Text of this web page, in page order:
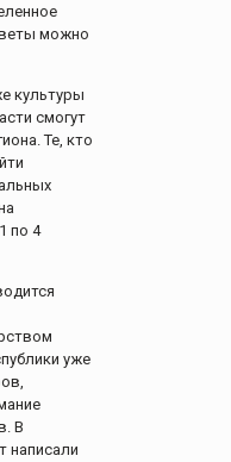
можно
культуры
смогут
Те, кто
по 4
уже
В
написали